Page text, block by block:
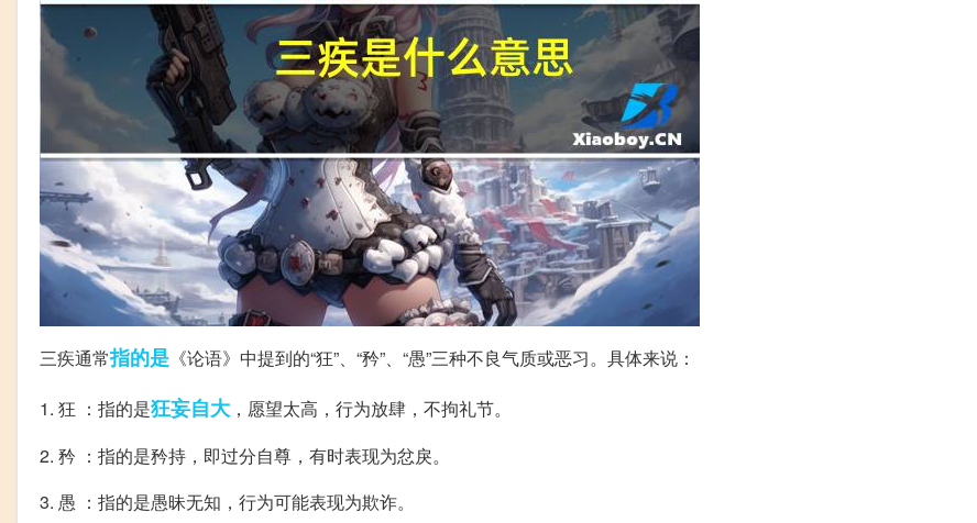
三疾通常指的是 《论语》中提到的“狂”、“矜”、“愚”三种不良气质或恶习。具体来说：
1. 狂 ：指的是狂妄自大 ，愿望太高，行为放肆，不拘礼节。
2. 矜 ：指的是矜持，即过分自尊，有时表现为忿戾。
3. 愚 ：指的是愚昧无知，行为可能表现为欺诈。